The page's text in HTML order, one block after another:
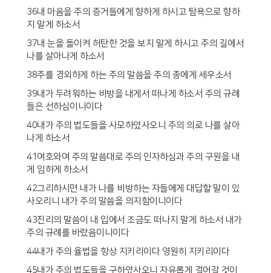
36내 마음을 주의 증거들에게 향하게 하시고 탐욕으로 향하
지 말게 하소서
37내 눈을 돌이켜 허탄한 것을 보지 말게 하시고 주의 길에서
나를 살아나게 하소서
38주를 경외하게 하는 주의 말씀을 주의 종에게 세우소서
39내가 두려워하는 비방을 내게서 떠나게 하소서 주의 규례
들은 선하심이니이다
40내가 주의 법도들을 사모하였사오니 주의 의로 나를 살아
나게 하소서
41여호와여 주의 말씀대로 주의 인자하심과 주의 구원을 내
게 임하게 하소서
42그리하시면 내가 나를 비방하는 자들에게 대답할 말이 있
사오리니 내가 주의 말씀을 의지함이니이다
43진리의 말씀이 내 입에서 조금도 떠나지 말게 하소서 내가
주의 규례를 바랐음이니이다
44내가 주의 율법을 항상 지키리이다 영원히 지키리이다
45내가 주의 법도들을 구하였사오니 자유롭게 걸어갈 것이